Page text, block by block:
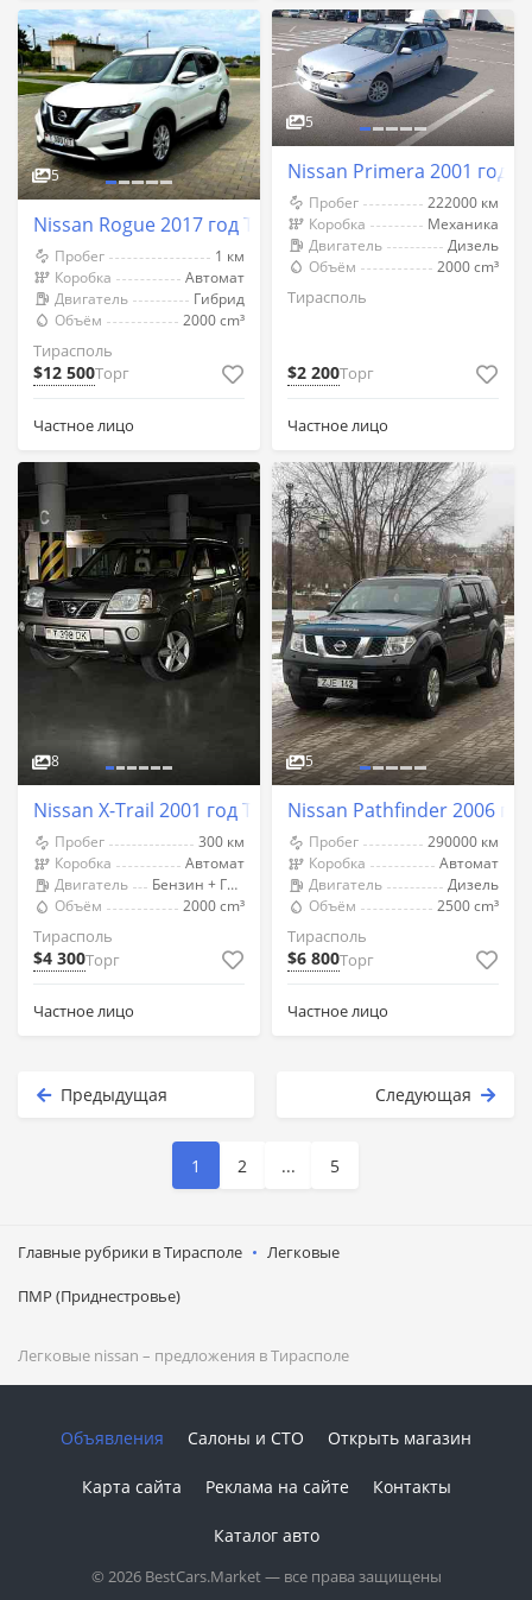
5
Nissan Rogue 2017 год Тирасполь
Пробег
1 км
Коробка
Автомат
Двигатель
Гибрид
Объём
2000 cm³
Тирасполь
$12 500Торг
Частное лицо
5
Nissan Primera 2001 год
Пробег
222000 км
Коробка
Механика
Двигатель
Дизель
Объём
2000 cm³
Тирасполь
$2 200Торг
Частное лицо
8
Nissan X-Trail 2001 год Тирасполь
Пробег
300 км
Коробка
Автомат
Двигатель
Бензин + Газ (Метан)
Объём
2000 cm³
Тирасполь
$4 300Торг
Частное лицо
5
Nissan Pathfinder 2006
Пробег
290000 км
Коробка
Автомат
Двигатель
Дизель
Объём
2500 cm³
Тирасполь
$6 800Торг
Частное лицо
Предыдущая Следующая
1 2 ... 5
Главные рубрики в Тирасполе Легковые
ПМР (Приднестровье)
Легковые nissan – предложения в Тирасполе
© 2026 BestCars.Market — все права защищены
Объявления Салоны и СТО Открыть магазин
Карта сайта Реклама на сайте Контакты
Каталог авто